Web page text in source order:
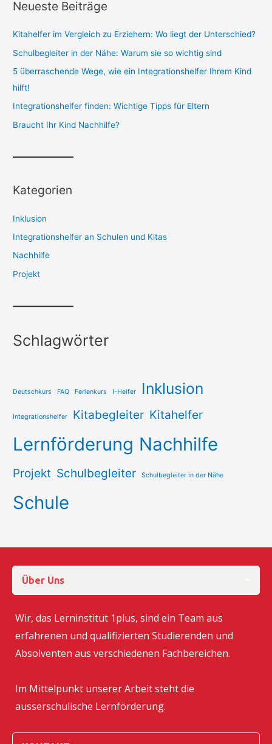
Neueste Beiträge
Kitahelfer im Vergleich zu Erziehern: Wo liegt der Unterschied?
Schulbegleiter in der Nähe: Warum sie so wichtig sind
5 überraschende Wege, wie ein Integrationshelfer Ihrem Kind
hilft!
Integrationshelfer finden: Wichtige Tipps für Eltern
Braucht Ihr Kind Nachhilfe?
Kategorien
Inklusion
Integrationshelfer an Schulen und Kitas
Nachhilfe
Projekt
Schlagwörter
Deutschkurs FAQ Ferienkurs I-Helfer Inklusion
Integrationshelfer Kitabegleiter Kitahelfer
Lernförderung Nachhilfe
Projekt Schulbegleiter Schulbegleiter in der Nähe
Schule
Über Uns
Wir, das Lerninstitut 1plus, sind ein Team aus
erfahrenen und qualifizierten Studierenden und
Absolventen aus verschiedenen Fachbereichen.
Im Mittelpunkt unserer Arbeit steht die
ausserschulische Lernförderung.